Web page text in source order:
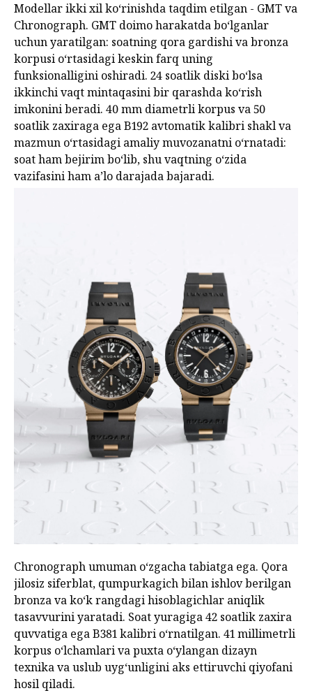
Modellar ikki xil ko‘rinishda taqdim etilgan - GMT va
Chronograph. GMT doimo harakatda bo‘lganlar
uchun yaratilgan: soatning qora gardishi va bronza
korpusi o‘rtasidagi keskin farq uning
funksionalligini oshiradi. 24 soatlik diski bo‘lsa
ikkinchi vaqt mintaqasini bir qarashda ko‘rish
imkonini beradi. 40 mm diametrli korpus va 50
soatlik zaxiraga ega B192 avtomatik kalibri shakl va
mazmun o‘rtasidagi amaliy muvozanatni o‘rnatadi:
soat ham bejirim bo‘lib, shu vaqtning o‘zida
vazifasini ham a’lo darajada bajaradi.
Chronograph umuman o‘zgacha tabiatga ega. Qora
jilosiz siferblat, qumpurkagich bilan ishlov berilgan
bronza va ko‘k rangdagi hisoblagichlar aniqlik
tasavvurini yaratadi. Soat yuragiga 42 soatlik zaxira
quvvatiga ega B381 kalibri o‘rnatilgan. 41 millimetrli
korpus o‘lchamlari va puxta o‘ylangan dizayn
texnika va uslub uyg‘unligini aks ettiruvchi qiyofani
hosil qiladi.